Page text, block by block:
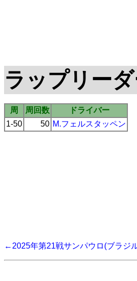
ラップリー
周 周回数
ドライバー
1-50
50 M.フェルスタッペン
←2025年第21戦サンパウロ(ブラジ